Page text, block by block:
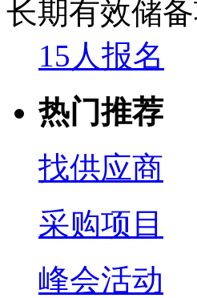
长期有效储
15人报名
热门推荐
找供应商
采购项目
峰会活动